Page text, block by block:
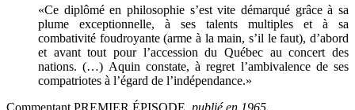
«Ce diplômé en philosophie s’est vite démarqué grâce à sa
plume exceptionnelle, à ses talents multiples et à sa
combativité foudroyante (arme à la main, s’il le faut), d’abord
et avant tout pour l’accession du Québec au concert des
nations. (…) Aquin constate, à regret l’ambivalence de ses
compatriotes à l’égard de l’indépendance.»
Commentant PREMIER ÉPISODE publié en 1965.